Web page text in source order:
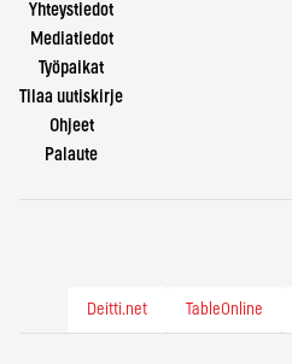
Yhteystiedot
Mediatiedot
Työpaikat
Tilaa uutiskirje
Ohjeet
Palaute
Deitti.net TableOnline